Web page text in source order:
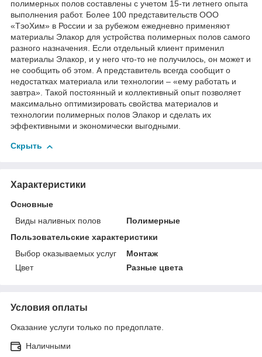
полимерных полов составлены с учетом 15-ти летнего опыта
выполнения работ. Более 100 представительств ООО
«ТэоХим» в России и за рубежом ежедневно применяют
материалы Элакор для устройства полимерных полов самого
разного назначения. Если отдельный клиент применил
материалы Элакор, и у него что-то не получилось, он может и
не сообщить об этом. А представитель всегда сообщит о
недостатках материала или технологии – «ему работать и
завтра». Такой постоянный и коллективный опыт позволяет
максимально оптимизировать свойства материалов и
технологии полимерных полов Элакор и сделать их
эффективными и экономически выгодными.
Скрыть
Характеристики
Основные
Виды наливных полов
Полимерные
Пользовательские характеристики
Выбор оказываемых услуг
Монтаж
Цвет
Разные цвета
Условия оплаты
Оказание услуги только по предоплате.
Наличными